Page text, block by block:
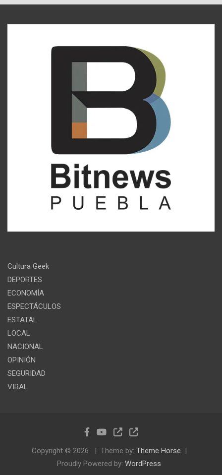
Cultura Geek
DEPORTES
ECONOMÍA
ESPECTÁCULOS
ESTATAL
LOCAL
NACIONAL
OPINIÓN
SEGURIDAD
VIRAL
Copyright © 2026 Theme by: Theme Horse
Proudly Powered by: WordPress